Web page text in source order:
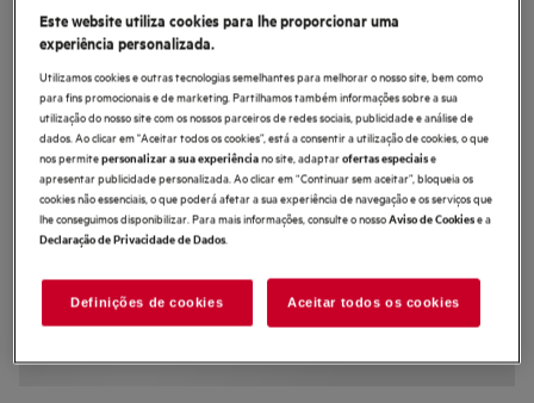
Toque para ampliar
AZE145
Escova motorizada para animais de
estimação
0 (0)
Benefícios
esforço
O bocal Trinity é ideal para limpar as superfícies mais delicadas da sua
casa
Este website utiliza cookies para lhe proporcionar uma
experiência personalizada.
Utilizamos cookies e outras tecnologias semelhantes para melhorar o nosso site, bem como
para fins promocionais e de marketing. Partilhamos também informações sobre a sua
utilização do nosso site com os nossos parceiros de redes sociais, publicidade e análise de
dados. Ao clicar em "Aceitar todos os cookies”, está a consentir a utilização de cookies, o que
nos permitepersonalizar a sua experiênciano site, adaptarofertas especiaise
apresentar publicidade personalizada. Ao clicar em “Continuar sem aceitar”, bloqueia os
cookies não essenciais, o que poderá afetar a sua experiência de navegação e os serviços que
lhe conseguimos disponibilizar. Para mais informações, consulte o nossoAviso de Cookiese a
Declaração de Privacidade de Dados.
Definições de cookies Aceitar todos os cookies